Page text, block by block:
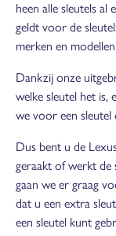
heen alle sleutels
geldt voor de
merken en
Dankzij onze
welke sleutel het is,
we voor een sleutel
Dus bent u de
geraakt of werkt de
gaan we er graag
dat u een extra
een sleutel kunt